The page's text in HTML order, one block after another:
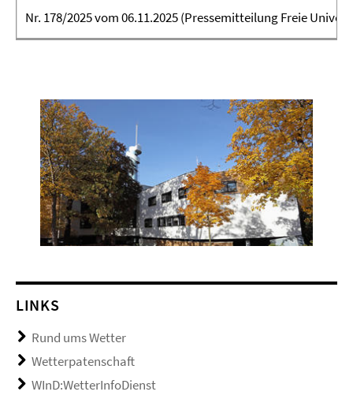
Nr. 178/2025 vom 06.11.2025 (Pressemitteilung Freie
LINKS
Rund ums Wetter
Wetterpatenschaft
WInD:WetterInfoDienst